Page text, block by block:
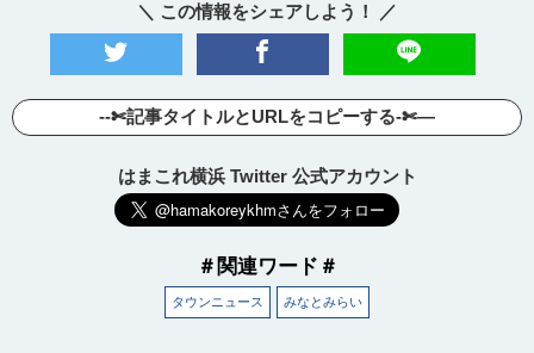
＼ この情報をシェアしよう！ ／
--✄記事タイトルとURLをコピーする-✄—
はまこれ横浜 Twitter 公式アカウント
＃関連ワード＃
タウンニュース みなとみらい